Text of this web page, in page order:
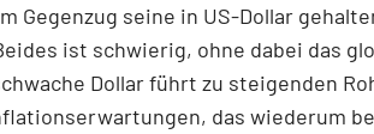
Gegenzug seine in US-Dollar
ist schwierig, ohne dabei das
Dollar führt zu steigenden
das wiederum